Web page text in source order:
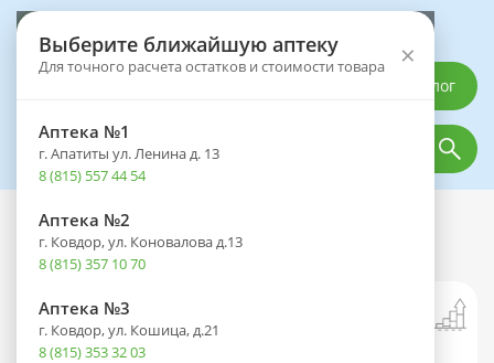
Выберите ближайшую аптеку
Для точного расчета остатков и стоимости товара ×
Аптека №1
г. Апатиты ул. Ленина д. 13
8 (815) 557 44 54
Аптека №2
г. Ковдор, ул. Коновалова д.13
8 (815) 357 10 70
Аптека №3
г. Ковдор, ул. Кошица, д.21
8 (815) 353 32 03
Каталог
Каталог Лекарственные препараты
Ципралекс таб. п/пл. об. 10мг №14